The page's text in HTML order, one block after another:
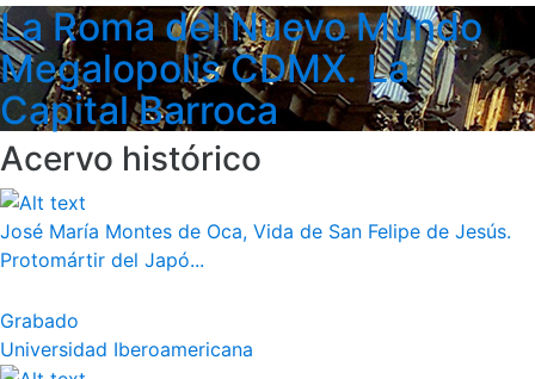
La Roma del Nuevo Mundo
Megalopolis CDMX. La
Capital Barroca
Acervo histórico
José María Montes de Oca, Vida de San Felipe de Jesús.
Protomártir del Japó...
Grabado
Universidad Iberoamericana